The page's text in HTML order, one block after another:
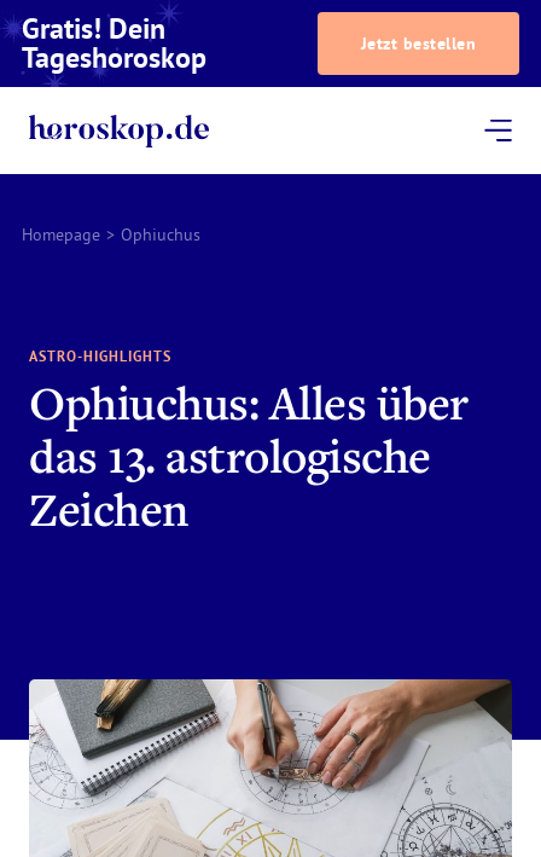
Gratis! Dein
Tageshoroskop Jetzt bestellen
Homepage > Ophiuchus
ASTRO-HIGHLIGHTS
Ophiuchus: Alles über
das 13. astrologische
Zeichen